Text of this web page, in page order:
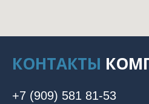
КОНТАКТЫ
+7 (909) 581 81-53